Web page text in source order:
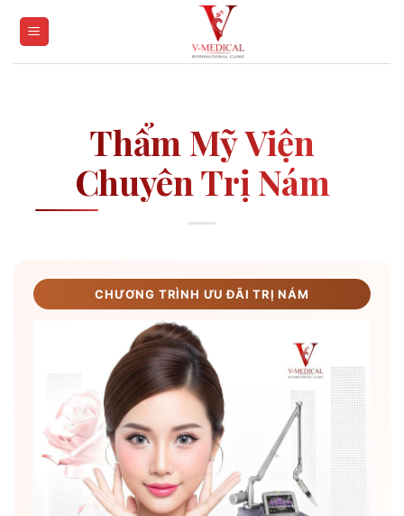
Thẩm Mỹ Viện
Chuyên Trị Nám
CHƯƠNG TRÌNH ƯU ĐÃI TRỊ NÁM